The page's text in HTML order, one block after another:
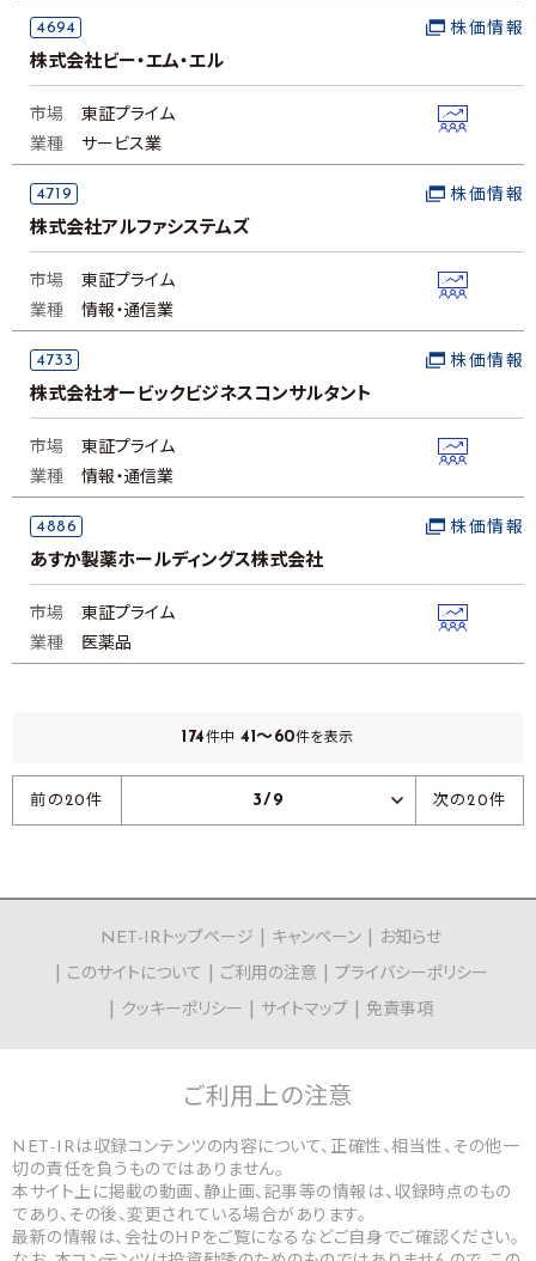
4694
株式会社ビー・エム・エル
株価情報
市場
東証プライム
業種
サービス業
4719
株式会社アルファシステムズ
株価情報
市場
東証プライム
業種
情報・通信業
4733
株式会社オービックビジネスコンサルタント
株価情報
市場
東証プライム
業種
情報・通信業
4886
あすか製薬ホールディングス株式会社
株価情報
市場
東証プライム
業種
医薬品
174件中41～60件を表示
前の20件 3/9 次の20件
NET-IRトップページ キャンペーン
お知らせ
このサイトについて
ご利用の注意
プライバシーポリシー
クッキーポリシー
サイトマップ 免責事項
ご利用上の注意
NET-IRは収録コンテンツの内容について、正確性、相当性、その他一
切の責任を負うものではありません。
本サイト上に掲載の動画、静止画、記事等の情報は、収録時点のもの
であり、その後、変更されている場合があります。
最新の情報は、会社のHPをご覧になるなどご自身でご確認ください。